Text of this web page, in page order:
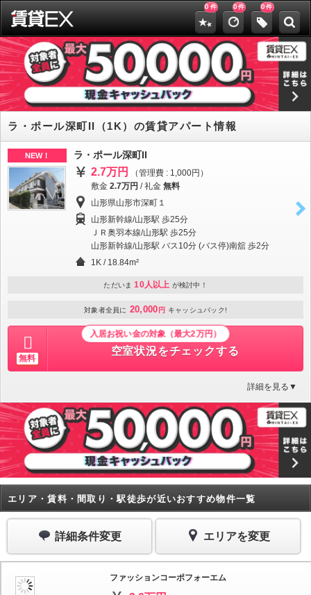
0 件 0件 0件
ラ・ポール深町II（1K）の賃貸アパート情報
NEW！ ラ・ポール深町II
2.7万円
（管理費 : 1,000円）
敷金 2.7万円 /礼金 無料
山形県山形市深町１
山形新幹線/山形駅 歩25分
ＪＲ奥羽本線/山形駅 歩25分
山形新幹線/山形駅 バス10分 (バス停)南舘 歩2分
1K / 18.84m²
ただいま 10人以上 が検討中！
対象者全員に 20,000 円 キャッシュバック!
無料
入居お祝い金の対象（最大2万円）
空室状況をチェックする
詳細を見る▼
エリア・賃料・間取り・駅徒歩が近いおすすめ物件一覧
詳細条件変更 エリアを変更
ファッションコーポフォーエム